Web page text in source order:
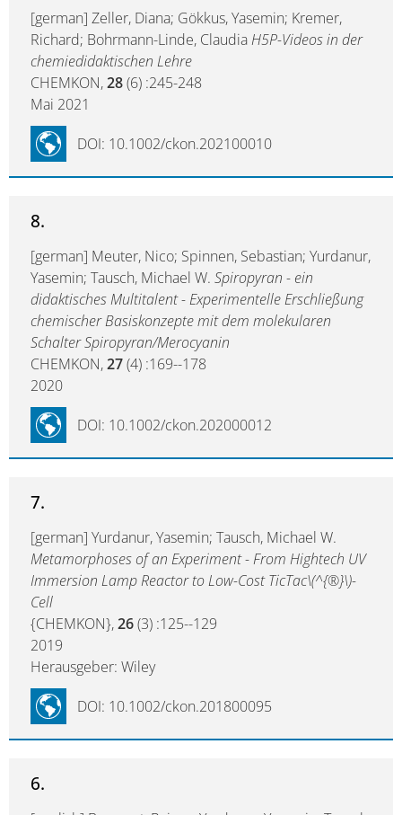
[german] Zeller, Diana; Gökkus, Yasemin; Kremer,
Richard; Bohrmann-Linde, ClaudiaH5P-Videos in der
chemiedidaktischen Lehre
CHEMKON,28(6) :245-248
Mai 2021
DOI: 10.1002/ckon.202100010
8.
[german] Meuter, Nico; Spinnen, Sebastian; Yurdanur,
Yasemin; Tausch, Michael W. Spiropyran - ein
didaktisches Multitalent - Experimentelle Erschließung
chemischer Basiskonzepte mit dem molekularen
Schalter Spiropyran/Merocyanin
CHEMKON,27(4) :169--178
2020
DOI: 10.1002/ckon.202000012
7.
[german] Yurdanur, Yasemin; Tausch, Michael W.
Metamorphoses of an Experiment - From Hightech UV
Immersion Lamp Reactor to Low-Cost TicTac\(^{®}\)-
Cell
{CHEMKON},26(3) :125--129
2019
Herausgeber: Wiley
DOI: 10.1002/ckon.201800095
6.